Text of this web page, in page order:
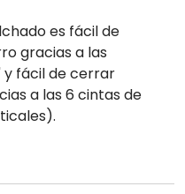
es fácil de
gracias a las
fácil de cerrar
a las 6 cintas de